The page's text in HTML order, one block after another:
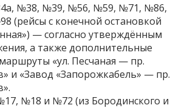
№38, №39, №56, №59, №71, №86,
(рейсы с конечной остановкой
— согласно утверждённым
а также дополнительные
«ул. Песчаная — пр.
и «Завод «Запорожкабель» — пр.
№18 и №72 (из Бородинского и